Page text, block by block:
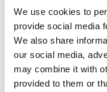
We use cookies to
provide social media
We also share
our social media,
may combine it with
provided to them or
mania. In realtà
esotico incredibile,
anche per chi vive in
Tibet esercita
stranieri. Complice
Tibet come ‘locus